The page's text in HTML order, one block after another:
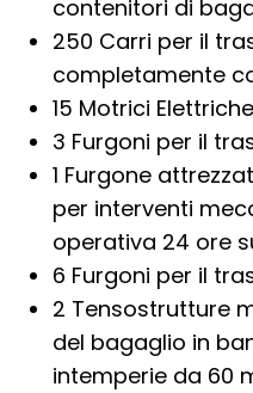
contenitori di
250 Carri per il
completamente
15 Motrici
3 Furgoni per il
1 Furgone
per interventi
operativa 24 ore
6 Furgoni per il
2 Tensostrutture
del bagaglio in
intemperie da 60